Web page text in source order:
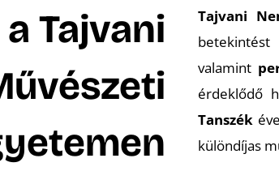
Tajvani
Tajvani
valamint
érdeklődő
Tanszék
különdíjas